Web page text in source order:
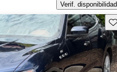
Verif. disponibilidad